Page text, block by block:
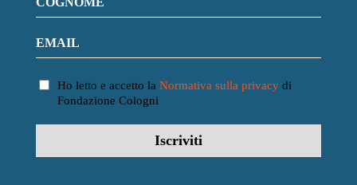
Ho letto e accetto la Normativa sulla privacydi
Fondazione Cologni